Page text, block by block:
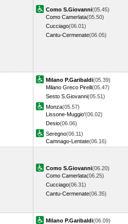
Como S.Giovanni(05.45)
Como Camerlata(05.50)
Cucciago(06.01)
Cantu-Cermenate(06.05)
Milano P.Garibaldi(05.39)
Milano Greco Pirelli(05.47)
Sesto S.Giovanni(05.51)
Monza(05.57)
Lissone-Muggio'(06.02)
Desio(06.06)
Seregno(06.11)
Camnago-Lentate(06.16)
Como S.Giovanni(06.20)
Como Camerlata(06.25)
Cucciago(06.31)
Cantu-Cermenate(06.35)
Milano P.Garibaldi(06.09)